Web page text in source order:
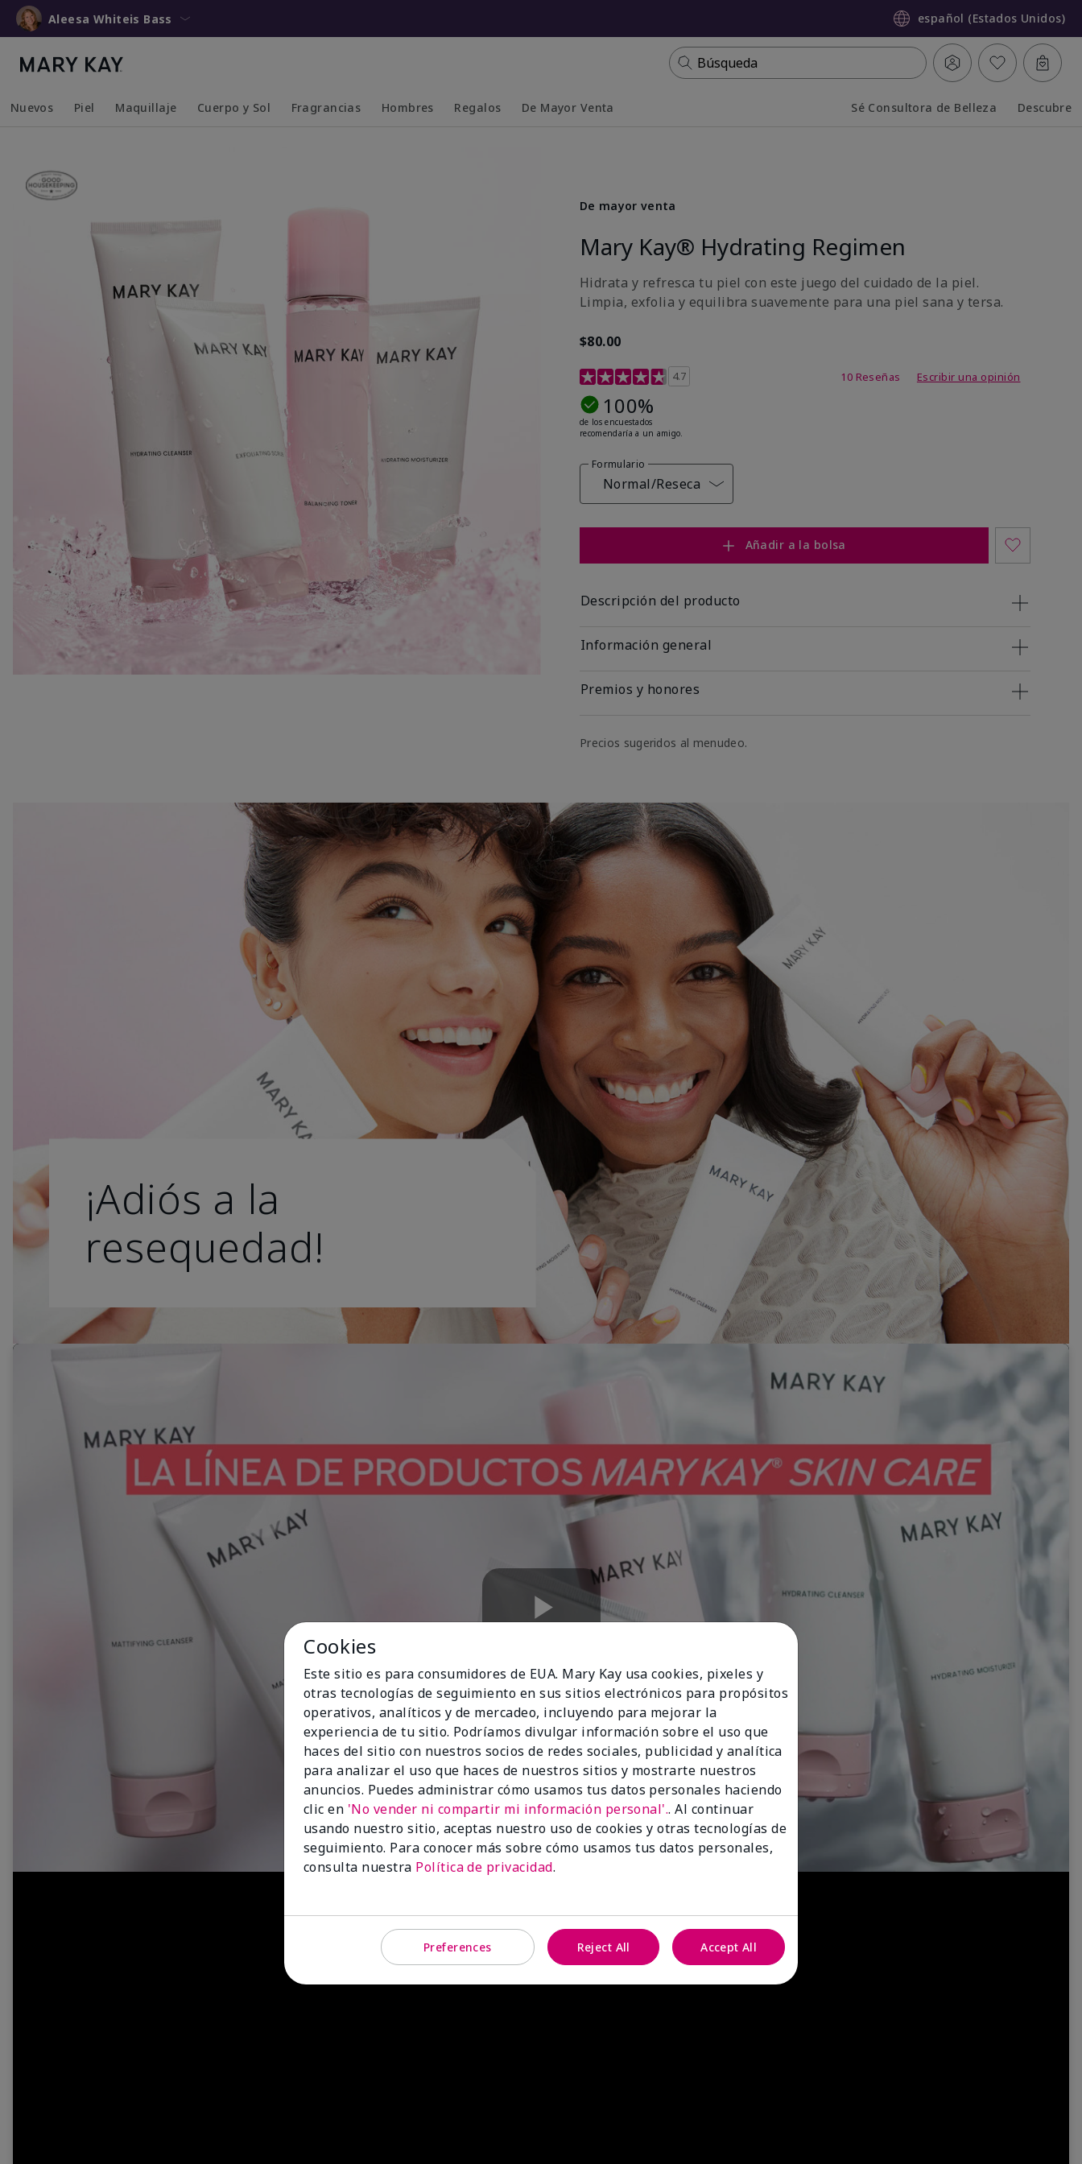
Aleesa Whiteis Bass español (Estados Unidos)
Búsqueda
Nuevos Piel Maquillaje Cuerpo y Sol Fragrancias Hombres Regalos De Mayor Venta Sé Consultora de Belleza Descubre
De mayor venta
Mary Kay® Hydrating Regimen
Hidrata y refresca tu piel con este juego del cuidado de la piel.
Limpia, exfolia y equilibra suavemente para una piel sana y tersa.
$80.00
Calificación de clientes de 5 de 5
4.7 10 Reseñas Escribir una opinión
100%
de los encuestados
recomendaría a un amigo.
Formulario
Normal/Reseca
Añadir a la bolsa
Descripción del producto
Información general
Premios y honores
Precios sugeridos al menudeo.
¡Adiós a la
resequedad!
Video
Cookies
Este sitio es para consumidores de EUA. Mary Kay usa cookies, pixeles y
otras tecnologías de seguimiento en sus sitios electrónicos para propósitos
operativos, analíticos y de mercadeo, incluyendo para mejorar la
experiencia de tu sitio. Podríamos divulgar información sobre el uso que
haces del sitio con nuestros socios de redes sociales, publicidad y analítica
para analizar el uso que haces de nuestros sitios y mostrarte nuestros
anuncios. Puedes administrar cómo usamos tus datos personales haciendo
clic en 'No vender ni compartir mi información personal'.. Al continuar
usando nuestro sitio, aceptas nuestro uso de cookies y otras tecnologías de
seguimiento. Para conocer más sobre cómo usamos tus datos personales,
consulta nuestra Política de privacidad.
Preferences Reject All Accept All